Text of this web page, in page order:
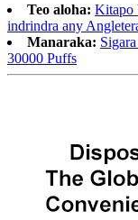
Teo aloha: Kitapo
indrindra any
Manaraka:
30000 Puffs